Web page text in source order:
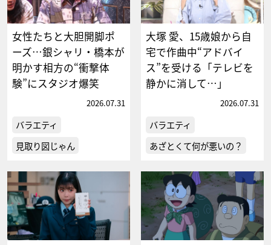
女性たちと大胆開脚ポ
ーズ…銀シャリ・橋本が
明かす相方の“衝撃体
験”にスタジオ爆笑
2026.07.31
バラエティ
見取り図じゃん
大塚 愛、15歳娘から自
宅で作曲中“アドバイ
ス”を受ける「テレビを
静かに消して…」
2026.07.31
バラエティ
あざとくて何が悪いの？